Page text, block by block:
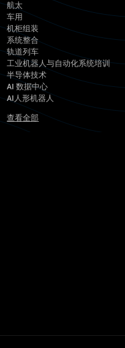
航太
车用
机柜组装
系统整合
轨道列车
工业机器人与自动化系统培训
半导体技术
AI 数据中心
AI人形机器人
查看全部